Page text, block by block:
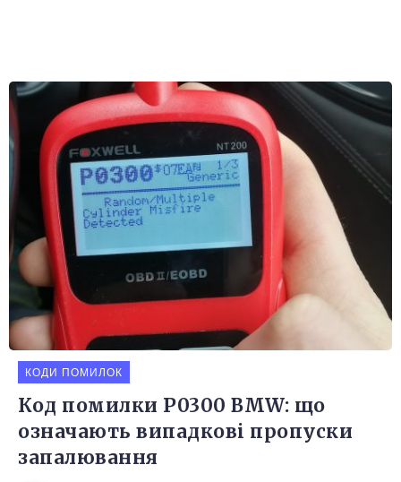
КОДИ ПОМИЛОК
Код помилки P0300 BMW: що
означають випадкові пропуски
запалювання